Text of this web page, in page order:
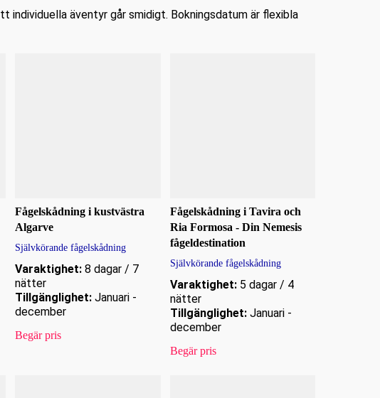
äventyr går smidigt. Bokningsdatum är flexibla
Fågelskådning i kustvästra
Algarve
Självkörande fågelskådning
Varaktighet:8 dagar / 7
nätter
Tillgänglighet:Januari -
december
Begär pris
Fågelskådning i Tavira och
Ria Formosa - Din Nemesis
fågeldestination
Självkörande fågelskådning
Varaktighet:5 dagar / 4
nätter
Tillgänglighet:Januari -
december
Begär pris